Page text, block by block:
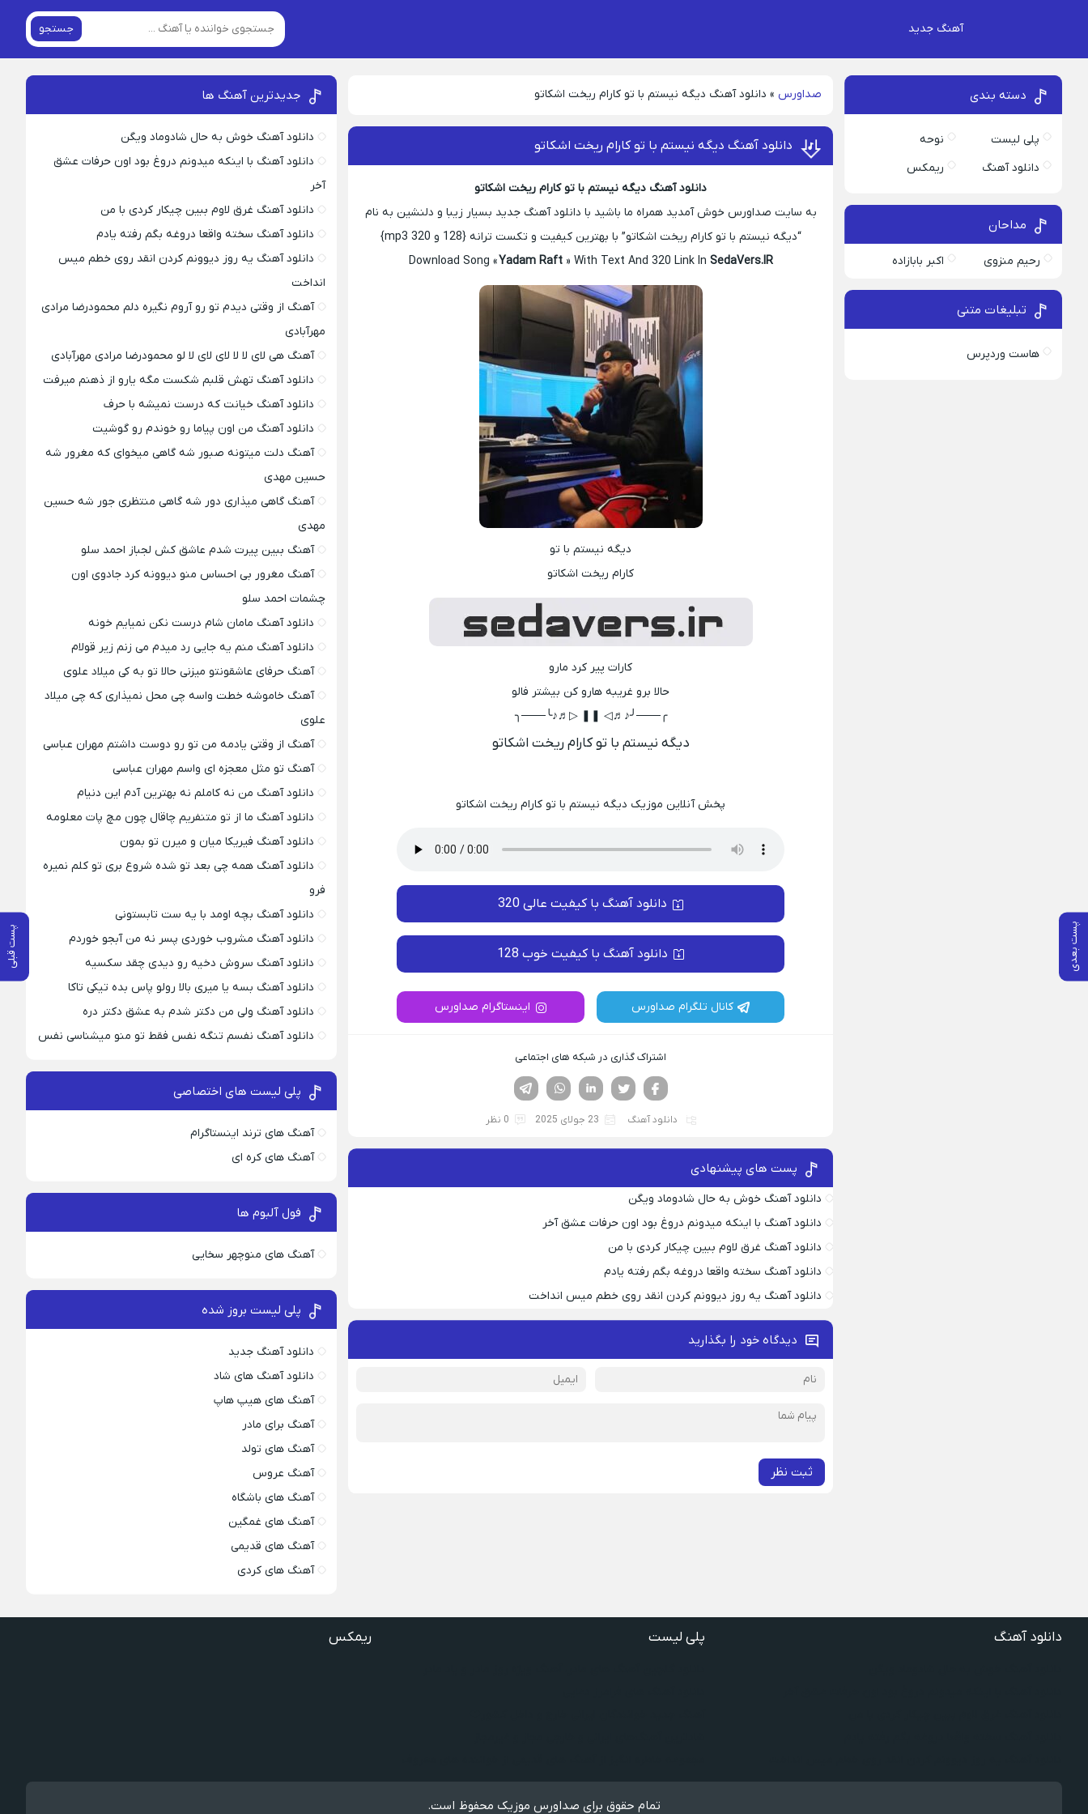
آهنگ جدید جستجو
صداورس » دانلود آهنگ دیگه نیستم با تو کارام ریخت اشکاتو
پست بعدی پست قبلی
دانلود آهنگ دیگه نیستم با تو کارام ریخت اشکاتو
دانلود آهنگ دیگه نیستم با تو کارام ریخت اشکاتو
به سایت صداورس خوش آمدید همراه ما باشید با دانلود آهنگ جدید بسیار زیبا و دلنشین به نام
“دیگه نیستم با تو کارام ریخت اشکاتو” با بهترین کیفیت و تکست ترانه {128 و 320 mp3}
Download Song «Yadam Raft» With Text And 320 Link In SedaVers.IR
دیگه نیستم با تو
کارام ریخت اشکاتو
کارات پیر کرد مارو
حالا برو غریبه هارو کن بیشتر فالو
╭───╯♪♬◁ ❚❚ ▷♬♪╰───╮
دیگه نیستم با تو کارام ریخت اشکاتو
پخش آنلاین موزیک دیگه نیستم با تو کارام ریخت اشکاتو
دانلود آهنگ با کیفیت عالی 320
دانلود آهنگ با کیفیت خوب 128
کانال تلگرام صداورس اینستاگرام صداورس
اشتراک گذاری در شبکه های اجتماعی
لینکدین تویتر
فیسوک
دانلود آهنگ 23 جولای 2025 0 نظر
پست های پیشنهادی
دانلود آهنگ خوش به حال شادوماد ویگن
دانلود آهنگ با اینکه میدونم دروغ بود اون حرفات عشق آخر
دانلود آهنگ غرق لاوم ببین چیکار کردی با من
دانلود آهنگ سخته واقعا دروغه بگم رفته یادم
دانلود آهنگ یه روز دیوونم کردن انقد روی خطم میس انداخت
دیدگاه خود را بگذارید
ثبت نظر
دسته بندی
پلی لیست
نوحه
دانلود آهنگ
ریمکس
مداحان
رحیم منزوی اکبر بابازاده
تبلیغات متنی
هاست وردپرس
جدیدترین آهنگ ها
دانلود آهنگ خوش به حال شادوماد ویگن
دانلود آهنگ با اینکه میدونم دروغ بود اون حرفات عشق
آخر
دانلود آهنگ غرق لاوم ببین چیکار کردی با من
دانلود آهنگ سخته واقعا دروغه بگم رفته یادم
دانلود آهنگ یه روز دیوونم کردن انقد روی خطم میس
انداخت
آهنگ از وقتی دیدم تو رو آروم نگیره دلم محمودرضا مرادی
مهرآبادی
آهنگ هی لای لا لا لای لای لا لو محمودرضا مرادی مهرآبادی
دانلود آهنگ تهش قلبم شکست مگه یارو از ذهنم میرفت
دانلود آهنگ خیانت که درست نمیشه با حرف
دانلود آهنگ من اون پیاما رو خوندم رو گوشیت
آهنگ دلت میتونه صبور شه گاهی میخوای که مغرور شه
حسین مهدی
آهنگ گاهی میذاری دور شه گاهی منتظری جور شه حسین
مهدی
آهنگ ببین پیرت شدم عاشق کش لجباز احمد سلو
آهنگ مغرور بی احساس منو دیوونه کرد جادوی اون
چشمات احمد سلو
دانلود آهنگ مامان شام درست نکن نمیایم خونه
دانلود آهنگ منم یه جایی رد میدم می زنم زیر قولام
آهنگ حرفای عاشقونتو میزنی حالا تو به کی میلاد علوی
آهنگ خاموشه خطت واسه چی محل نمیذاری که چی میلاد
علوی
آهنگ از وقتی یادمه من تو رو دوست داشتم مهران عباسی
آهنگ تو مثل معجزه ای واسم مهران عباسی
دانلود آهنگ من نه کاملم نه بهترین آدم این دنیام
دانلود آهنگ ما از تو متنفریم چاقال چون مچ پات معلومه
دانلود آهنگ فیریکا میان و میرن تو بمون
دانلود آهنگ همه چی بعد تو شده شروع بری تو کلم نمیره
فرو
دانلود آهنگ بچه اومد با یه ست تابستونی
دانلود آهنگ مشروب خوردی پسر نه من آبجو خوردم
دانلود آهنگ سروش دخیه رو دیدی چقد سکسیه
دانلود آهنگ بسه یا میری بالا رولو پاس بده تیکی تاکا
دانلود آهنگ ولی من دکتر شدم به عشق دکتر دره
دانلود آهنگ نفسم تنگه نفس فقط تو منو میشناسی نفس
پلی لیست های اختصاصی
آهنگ های ترند اینستاگرام
آهنگ های کره ای
فول آلبوم ها
آهنگ های منوچهر سخایی
پلی لیست بروز شده
دانلود آهنگ جدید
دانلود آهنگ های شاد
آهنگ های هیپ هاپ
آهنگ برای مادر
آهنگ های تولد
آهنگ عروس
آهنگ های باشگاه
آهنگ های غمگین
آهنگ های قدیمی
آهنگ های کردی
دانلود آهنگ پلی لیست ریمکس
تمام حقوق برای صداورس موزیک محفوظ است.